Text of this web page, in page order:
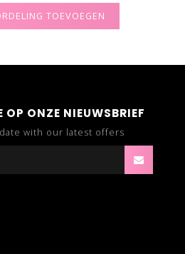
TOEVOEGEN
OP ONZE NIEUWSBRIEF
with our latest offers